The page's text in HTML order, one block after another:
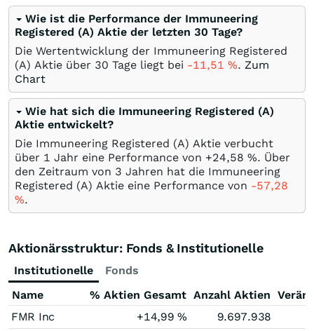
Wie ist die Performance der Immuneering
Registered (A) Aktie der letzten 30 Tage?
Die Wertentwicklung der Immuneering Registered
(A) Aktie über 30 Tage liegt bei -11,51 %. Zum
Chart
Wie hat sich die Immuneering Registered (A)
Aktie entwickelt?
Die Immuneering Registered (A) Aktie verbucht
über 1 Jahr eine Performance von +24,58 %. Über
den Zeitraum von 3 Jahren hat die Immuneering
Registered (A) Aktie eine Performance von -57,28
%.
Aktionärsstruktur: Fonds & Institutionelle
Institutionelle
Fonds
Name
% Aktien Gesamt Anzahl Aktien
FMR Inc
+14,99%
9.697.938